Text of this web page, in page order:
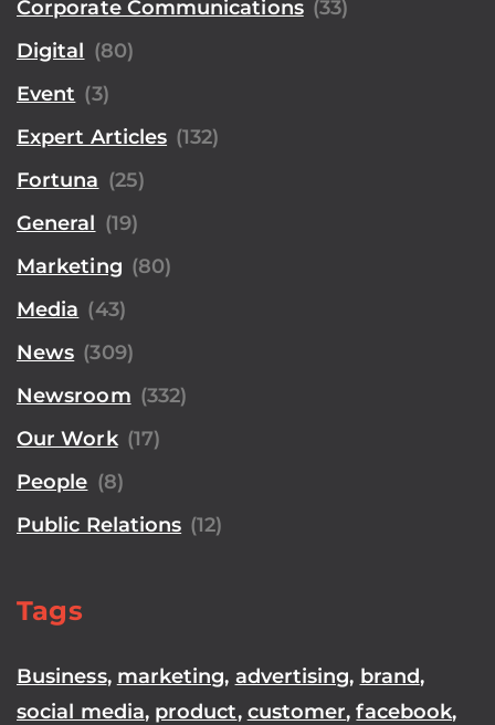
Corporate Communications (33)
Digital (80)
Event (3)
Expert Articles (132)
Fortuna (25)
General (19)
Marketing (80)
Media (43)
News (309)
Newsroom (332)
Our Work (17)
People (8)
Public Relations (12)
Tags
Business, marketing, advertising, brand,
social media, product, customer,facebook,